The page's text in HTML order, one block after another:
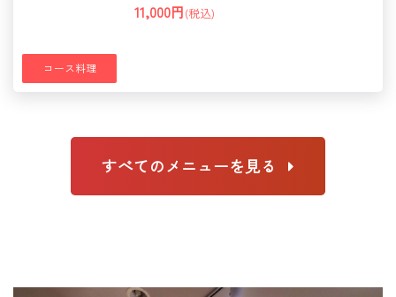
コース料理
11,000円(税込)
すべてのメニューを見る